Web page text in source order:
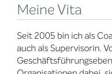
Meine Vita
Seit 2005 bin ich als
auch als Supervisorin.